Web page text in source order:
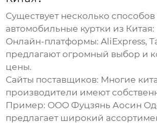
Существует несколько
автомобильные куртки из Китая:
Онлайн-платформы: AliExpress,
предлагают огромный выбор и
цены.
Сайты поставщиков: Многие
производители имеют
Пример: ООО Фуцзянь Аосин
предлагает широкий